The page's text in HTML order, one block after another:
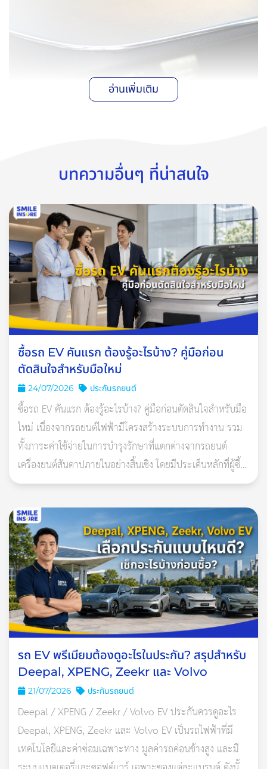
ข้อกำหนดและเงื่อนไขสำคัญของประกันภัย
รถยนต์ EV
1. เปลี่ยนแปลงรูปแบบกรมธรรม์ เป็น “ แบบระบุชื่อผู้ขับขี่ “
เฉพาะกรมธรรม์รถยนต์ไฟฟ้าส่วนบุคคล
ระบุชื่อผู้ขับขี่เท่านั้น (สูงสุด 5 คน)
หากผู้ขับขี่ไม่ได้ระบุชื่อในกรมธรรม์และเกิดเหตุ (ฝ่ายผิด)
ต้องจ่าย ค่าเสียหายส่วนแรก 2,000 บาท (ทรัพย์สินคู่กรณี)
และ 6,000 บาท (รถเอาประกัน)
ถ้ามีผู้ขับขี่มากกว่า 2 คน ต้องแนบชื่อใน เอกสารแนบท้าย
ร.ย.ฟ07
รถเชิงพาณิชย์รับจ้าง / ให้เช่าไม่ต้องระบุชื่อผู้ขับขี่เช่นเดิม
อ่านเพิ่มเติม
บทความอื่นๆ ที่น่าสนใจ
ซื้อรถ EV คันแรก ต้องรู้อะไรบ้าง? คู่มือก่อน
ตัดสินใจสำหรับมือใหม่
24/07/2026 ประกันรถยนต์
ซื้อรถ EV คันแรก ต้องรู้อะไรบ้าง? คู่มือก่อนตัดสินใจสำหรับมือ
ใหม่ เนื่องจากรถยนต์ไฟฟ้ามีโครงสร้างระบบการทำงาน รวม
ทั้งภาระค่าใช้จ่ายในการบำรุงรักษาที่แตกต่างจากรถยนต์
เครื่องยนต์สันดาปภายในอย่างสิ้นเชิง โดยมีประเด็นหลักที่ผู้ซื้อ
ควรศึกษารายละเอียดอย่าง
รถ EV พรีเมียมต้องดูอะไรในประกัน? สรุปสำหรับ
Deepal, XPENG, Zeekr และ Volvo
21/07/2026 ประกันรถยนต์
Deepal / XPENG / Zeekr / Volvo EV ประกันควรดูอะไร
Deepal, XPENG, Zeekr และ Volvo EV เป็นรถไฟฟ้าที่มี
เทคโนโลยีและค่าซ่อมเฉพาะทาง มูลค่ารถค่อนข้างสูง และมี